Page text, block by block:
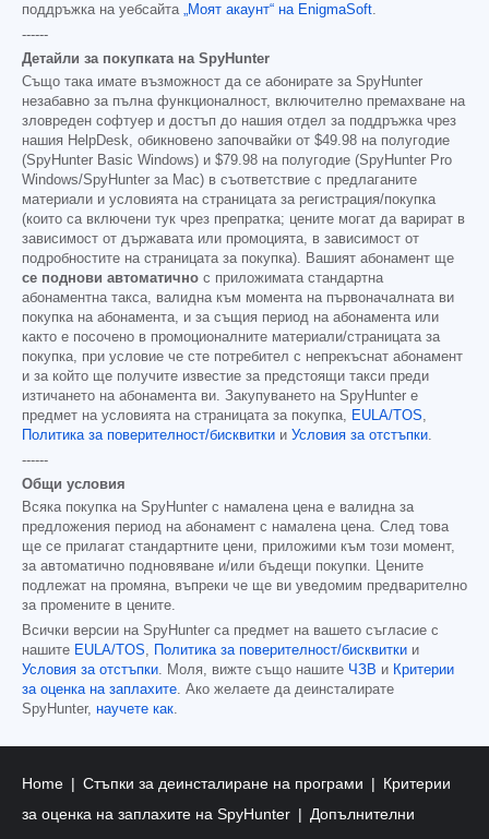
поддръжка на уебсайта „Моят акаунт“ на EnigmaSoft.
------
Детайли за покупката на SpyHunter
Също така имате възможност да се абонирате за SpyHunter
незабавно за пълна функционалност, включително премахване на
зловреден софтуер и достъп до нашия отдел за поддръжка чрез
нашия HelpDesk, обикновено започвайки от $49.98 на полугодие
(SpyHunter Basic Windows) и $79.98 на полугодие (SpyHunter Pro
Windows/SpyHunter за Mac) в съответствие с предлаганите
материали и условията на страницата за регистрация/покупка
(които са включени тук чрез препратка; цените могат да варират в
зависимост от държавата или промоцията, в зависимост от
подробностите на страницата за покупка). Вашият абонамент ще
се поднови автоматично с приложимата стандартна
абонаментна такса, валидна към момента на първоначалната ви
покупка на абонамента, и за същия период на абонамента или
както е посочено в промоционалните материали/страницата за
покупка, при условие че сте потребител с непрекъснат абонамент
и за който ще получите известие за предстоящи такси преди
изтичането на абонамента ви. Закупуването на SpyHunter е
предмет на условията на страницата за покупка, EULA/TOS,
Политика за поверителност/бисквитки и Условия за отстъпки.
------
Общи условия
Всяка покупка на SpyHunter с намалена цена е валидна за
предложения период на абонамент с намалена цена. След това
ще се прилагат стандартните цени, приложими към този момент,
за автоматично подновяване и/или бъдещи покупки. Цените
подлежат на промяна, въпреки че ще ви уведомим предварително
за промените в цените.
Всички версии на SpyHunter са предмет на вашето съгласие с
нашите EULA/TOS, Политика за поверителност/бисквитки и
Условия за отстъпки. Моля, вижте също нашите ЧЗВ и Критерии
за оценка на заплахите. Ако желаете да деинсталирате
SpyHunter, научете как.
Home Стъпки за деинсталиране на програми
Критерии
за оценка на заплахите на SpyHunter
Допълнителни